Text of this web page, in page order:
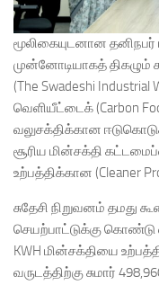
மூலிகையுடனான தனிநபர்
முன்னோடியாகத் திகழும்
(The Swadeshi Industrial
வெளியீட்டைக் (Carbon
வலுசக்திக்கான
சூரிய மின்சக்தி
உற்பத்திக்கான (Cleaner
சுதேசி நிறுவனம் தமது
செயற்பாட்டுக்கு கொண்டு
KWH மின்சக்தியை
வருடத்திற்கு சுமார்